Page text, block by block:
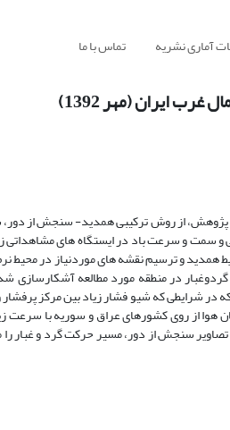
آماری نشریه تماس با ما
ایران (مهر 1392)
از روش ترکیبی همدید- سنجش از دور،
بررسی دید افقی و سمت و سرعت باد در ایستگاه های
همدید و ترسیم نقشه های موردنیاز در
در منطقه مورد مطالعه آشکارسازی
در شرایطی که شیو فشار زیاد بین مرکز
هوا از روی کشورهای عراق و سوریه با
غرب ایران در مهرماه 1392 را فراهم آورده است. تصاویر سنجش از دور،